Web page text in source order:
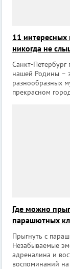
11 интересных
никогда не
Санкт-Петербург
нашей Родины –
разнообразных
прекрасном
Где можно
парашютных
Прыгнуть с
Незабываемые
адреналина и
воспоминаний